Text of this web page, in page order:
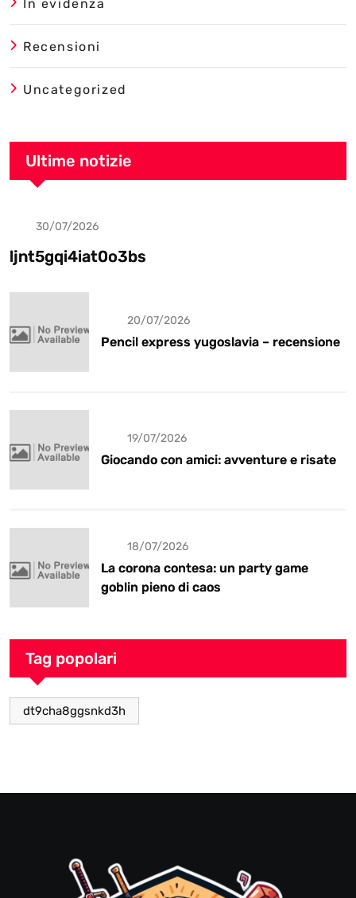
In evidenza
Recensioni
Uncategorized
Ultime notizie
Uncategorized
30/07/2026
ljnt5gqi4iat0o3bs
20/07/2026
Pencil express yugoslavia – recensione
19/07/2026
Giocando con amici: avventure e risate
18/07/2026
La corona contesa: un party game
goblin pieno di caos
Tag popolari
dt9cha8ggsnkd3h